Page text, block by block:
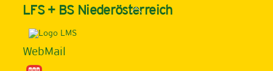
Back
To
LFS + BS Niederösterreich
WebMail